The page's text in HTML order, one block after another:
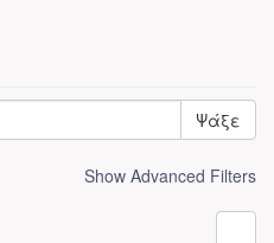
Ψάξε
Show Advanced Filters